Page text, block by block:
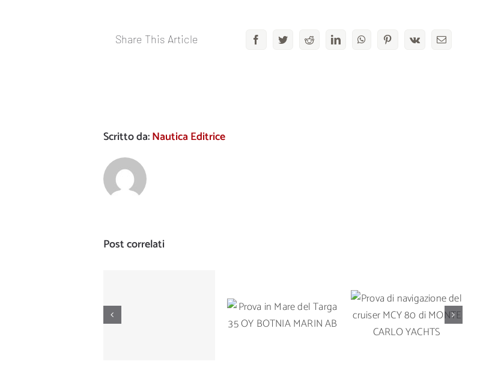
Share This Article FacebookTwitterRedditLinkedInWhatsAppPinterestVk Email
Scritto da:Nautica Editrice
Post correlati
Targa 35 OY
Prova di
navigazione del
cruiser MCY 80 di